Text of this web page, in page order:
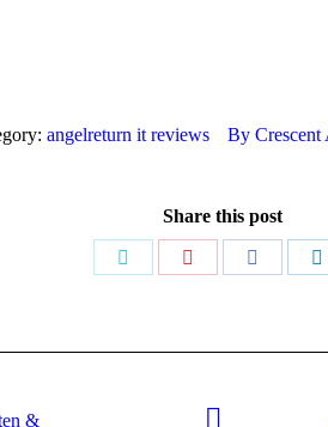
angelreturn it reviews By Crescent
Share this post
&